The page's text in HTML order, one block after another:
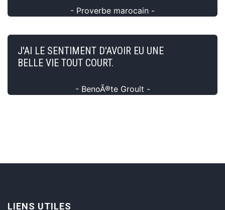
- Proverbe marocain -
J'AI LE SENTIMENT D'AVOIR EU UNE
BELLE VIE TOUT COURT.
- BenoÃ®te Groult -
LIENS UTILES